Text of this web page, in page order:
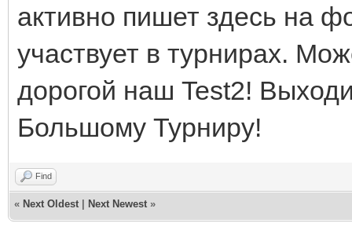
активно пишет здесь на
участвует в турнирах.
дорогой наш Test2!
Большому Турниру!
Find
« Next Oldest Next Newest »